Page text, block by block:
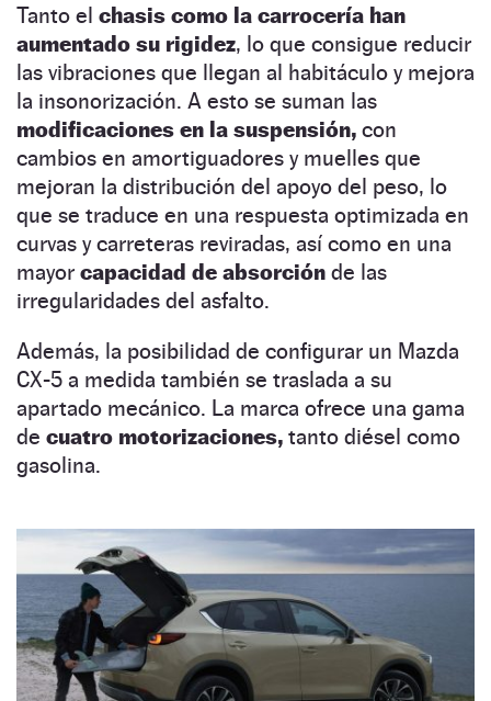
Tanto el chasis como la carrocería han
aumentado su rigidez, lo que consigue reducir
las vibraciones que llegan al habitáculo y mejora
la insonorización. A esto se suman las
modificaciones en la suspensión, con
cambios en amortiguadores y muelles que
mejoran la distribución del apoyo del peso, lo
que se traduce en una respuesta optimizada en
curvas y carreteras reviradas, así como en una
mayor capacidad de absorción de las
irregularidades del asfalto.
Además, la posibilidad de configurar un Mazda
CX-5 a medida también se traslada a su
apartado mecánico. La marca ofrece una gama
de cuatro motorizaciones, tanto diésel como
gasolina.